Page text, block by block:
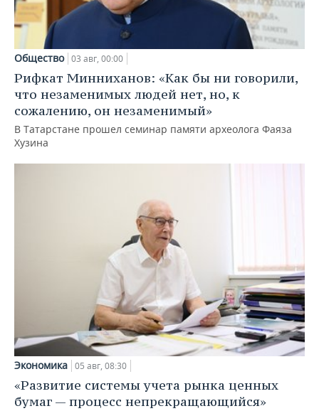
Общество 03 авг, 00:00
Рифкат Минниханов: «Как бы ни говорили,
что незаменимых людей нет, но, к
сожалению, он незаменимый»
В Татарстане прошел семинар памяти археолога Фаяза
Хузина
Экономика 05 авг, 08:30
«Развитие системы учета рынка ценных
бумаг — процесс непрекращающийся»